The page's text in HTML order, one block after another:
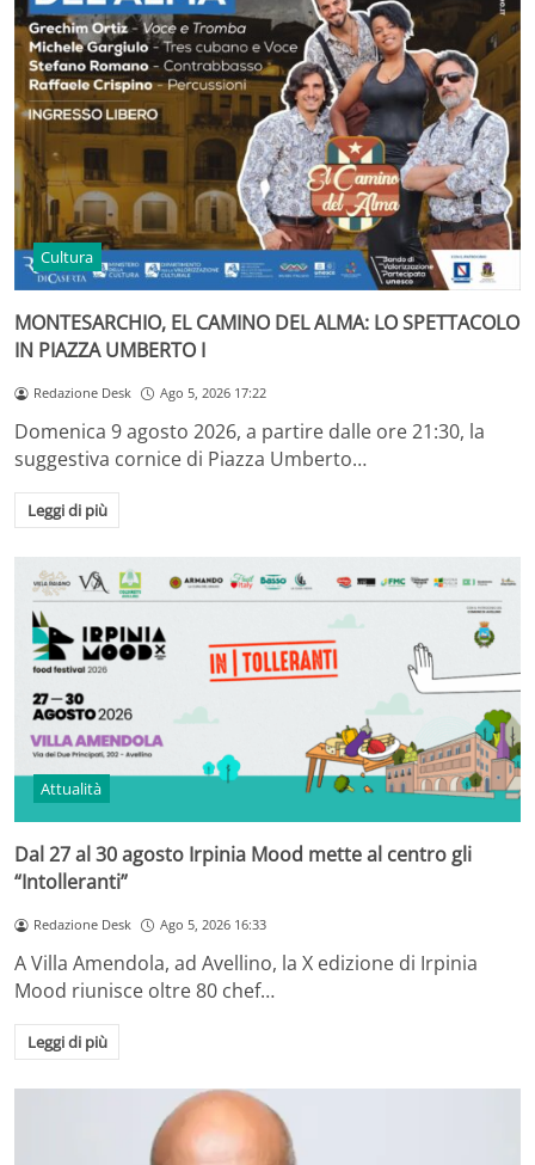
Cultura
MONTESARCHIO, EL CAMINO DEL ALMA: LO SPETTACOLO
IN PIAZZA UMBERTO I
Redazione Desk Ago 5, 2026 17:22
Domenica 9 agosto 2026, a partire dalle ore 21:30, la
suggestiva cornice di Piazza Umberto…
Leggi di più
Attualità
Dal 27 al 30 agosto Irpinia Mood mette al centro gli
“Intolleranti”
Redazione Desk Ago 5, 2026 16:33
A Villa Amendola, ad Avellino, la X edizione di Irpinia
Mood riunisce oltre 80 chef…
Leggi di più